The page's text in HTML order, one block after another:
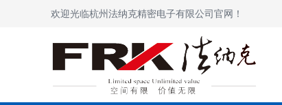
欢迎光临杭州法纳克精密电子有限公司官网！